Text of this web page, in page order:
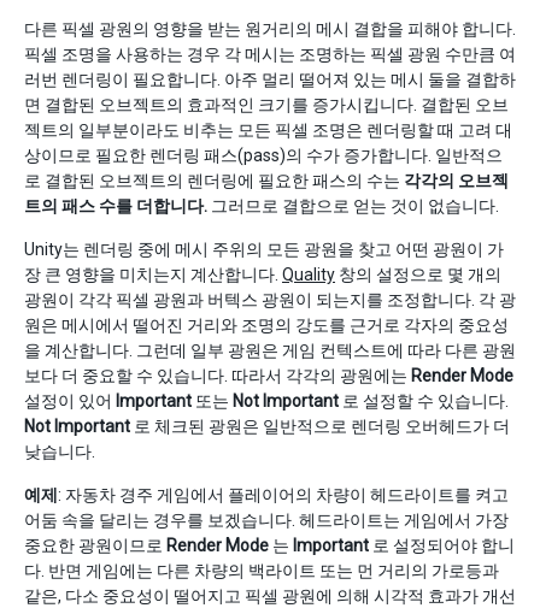
다른 픽셀 광원의 영향을 받는 원거리의 메시 결합을 피해야 합니다.
픽셀 조명을 사용하는 경우 각 메시는 조명하는 픽셀 광원 수만큼 여
러번 렌더링이 필요합니다. 아주 멀리 떨어져 있는 메시 둘을 결합하
면 결합된 오브젝트의 효과적인 크기를 증가시킵니다. 결합된 오브
젝트의 일부분이라도 비추는 모든 픽셀 조명은 렌더링할 때 고려 대
상이므로 필요한 렌더링 패스(pass)의 수가 증가합니다. 일반적으
로 결합된 오브젝트의 렌더링에 필요한 패스의 수는 각각의 오브젝
트의 패스 수를 더합니다. 그러므로 결합으로 얻는 것이 없습니다.
Unity는 렌더링 중에 메시 주위의 모든 광원을 찾고 어떤 광원이 가
장 큰 영향을 미치는지 계산합니다. Quality 창의 설정으로 몇 개의
광원이 각각 픽셀 광원과 버텍스 광원이 되는지를 조정합니다. 각 광
원은 메시에서 떨어진 거리와 조명의 강도를 근거로 각자의 중요성
을 계산합니다. 그런데 일부 광원은 게임 컨텍스트에 따라 다른 광원
보다 더 중요할 수 있습니다. 따라서 각각의 광원에는 Render Mode
설정이 있어 Important 또는 Not Important 로 설정할 수 있습니다.
Not Important 로 체크된 광원은 일반적으로 렌더링 오버헤드가 더
낮습니다.
예제 : 자동차 경주 게임에서 플레이어의 차량이 헤드라이트를 켜고
어둠 속을 달리는 경우를 보겠습니다. 헤드라이트는 게임에서 가장
중요한 광원이므로 Render Mode 는 Important 로 설정되어야 합니
다. 반면 게임에는 다른 차량의 백라이트 또는 먼 거리의 가로등과
같은, 다소 중요성이 떨어지고 픽셀 광원에 의해 시각적 효과가 개선